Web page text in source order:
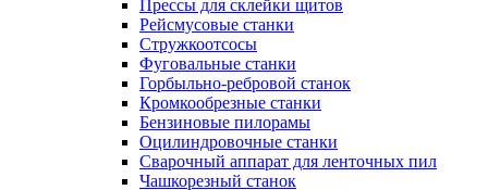
Прессы для склейки щитов
Рейсмусовые станки
Стружкоотсосы
Фуговальные станки
Горбыльно-ребровой станок
Кромкообрезные станки
Бензиновые пилорамы
Оцилиндровочные станки
Сварочный аппарат для ленточных пил
Чашкорезный станок